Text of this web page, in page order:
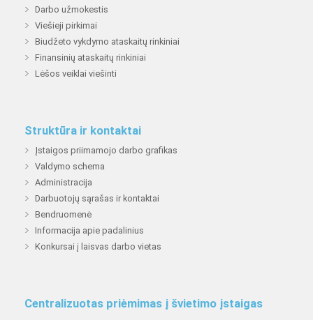
Darbo užmokestis
Viešieji pirkimai
Biudžeto vykdymo ataskaitų rinkiniai
Finansinių ataskaitų rinkiniai
Lėšos veiklai viešinti
Struktūra ir kontaktai
Įstaigos priimamojo darbo grafikas
Valdymo schema
Administracija
Darbuotojų sąrašas ir kontaktai
Bendruomenė
Informacija apie padalinius
Konkursai į laisvas darbo vietas
Centralizuotas priėmimas į švietimo įstaigas